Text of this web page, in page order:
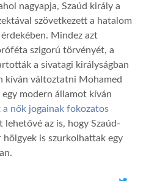
nagyapja, Szaúd király a
szövetkezett a hatalom
Mindez azt
szigorú törvényét, a
a sivatagi királyságban
kíván változtatni Mohamed
modern államot kíván
a nők jogainak fokozatos
lehetővé az is, hogy Szaúd-
is szurkolhattak egy